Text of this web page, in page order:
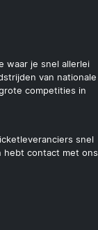
waar je snel allerlei
van nationale
competities in
snel
hebt contact met ons